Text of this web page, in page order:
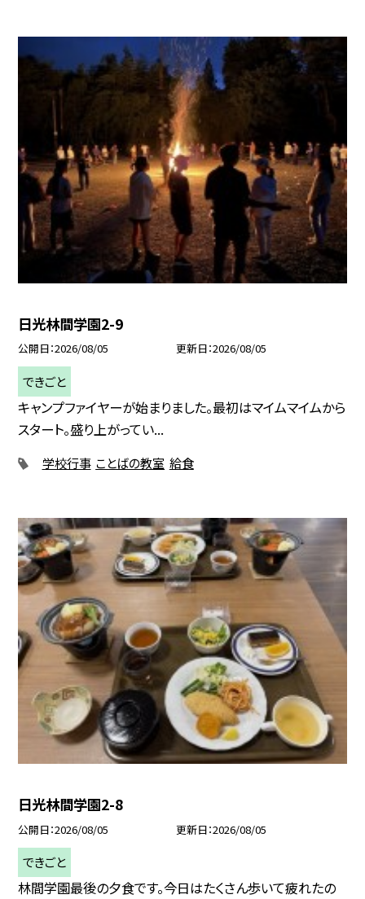
日光林間学園2-9
公開日 2026/08/05 更新日 2026/08/05
できごと
キャンプファイヤーが始まりました。最初はマイムマイムから
スタート。盛り上がってい...
学校行事 ことばの教室 給食
日光林間学園2-8
公開日 2026/08/05 更新日 2026/08/05
できごと
林間学園最後の夕食です。今日はたくさん歩いて疲れたの